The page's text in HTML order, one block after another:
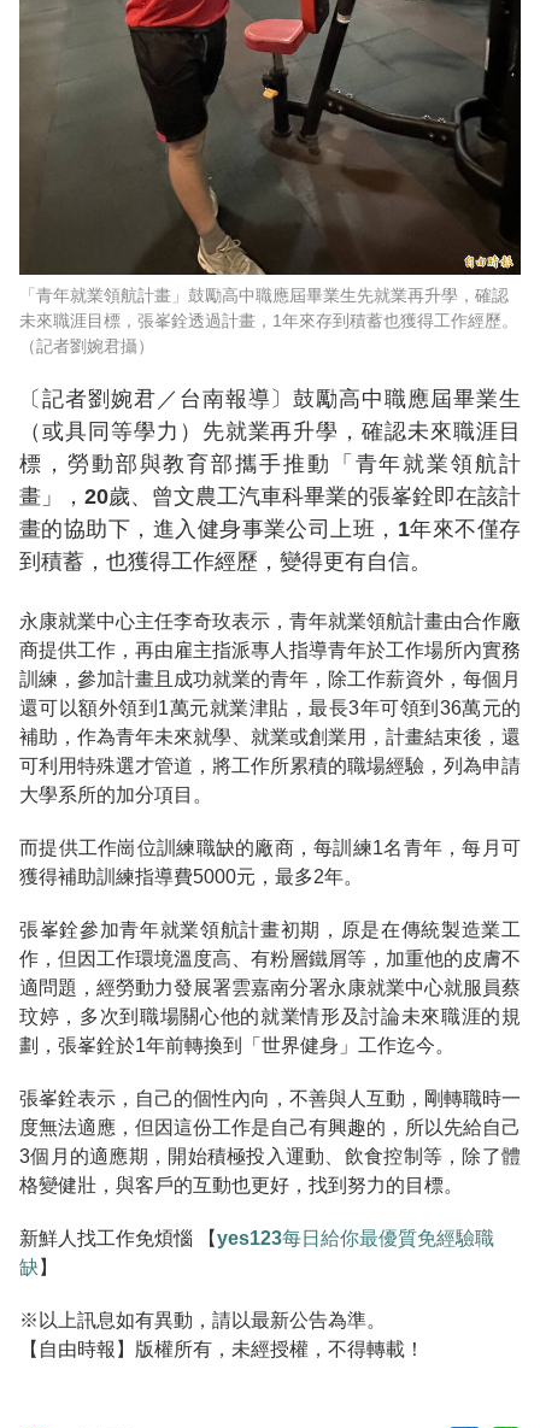
「青年就業領航計畫」鼓勵高中職應屆畢業生先就業再升學，確認
未來職涯目標，張峯銓透過計畫，1年來存到積蓄也獲得工作經歷。
（記者劉婉君攝）
〔記者劉婉君／台南報導〕鼓勵高中職應屆畢業生
（或具同等學力）先就業再升學，確認未來職涯目
標，勞動部與教育部攜手推動「青年就業領航計
畫」，20歲、曾文農工汽車科畢業的張峯銓即在該計
畫的協助下，進入健身事業公司上班，1年來不僅存
到積蓄，也獲得工作經歷，變得更有自信。
永康就業中心主任李奇玫表示，青年就業領航計畫由合作廠
商提供工作，再由雇主指派專人指導青年於工作場所內實務
訓練，參加計畫且成功就業的青年，除工作薪資外，每個月
還可以額外領到1萬元就業津貼，最長3年可領到36萬元的
補助，作為青年未來就學、就業或創業用，計畫結束後，還
可利用特殊選才管道，將工作所累積的職場經驗，列為申請
大學系所的加分項目。
而提供工作崗位訓練職缺的廠商，每訓練1名青年，每月可
獲得補助訓練指導費5000元，最多2年。
張峯銓參加青年就業領航計畫初期，原是在傳統製造業工
作，但因工作環境溫度高、有粉層鐵屑等，加重他的皮膚不
適問題，經勞動力發展署雲嘉南分署永康就業中心就服員蔡
玟婷，多次到職場關心他的就業情形及討論未來職涯的規
劃，張峯銓於1年前轉換到「世界健身」工作迄今。
張峯銓表示，自己的個性內向，不善與人互動，剛轉職時一
度無法適應，但因這份工作是自己有興趣的，所以先給自己
3個月的適應期，開始積極投入運動、飲食控制等，除了體
格變健壯，與客戶的互動也更好，找到努力的目標。
新鮮人找工作免煩惱 【yes123每日給你最優質免經驗職
缺】
※以上訊息如有異動，請以最新公告為準。
【自由時報】 版權所有，未經授權，不得轉載！